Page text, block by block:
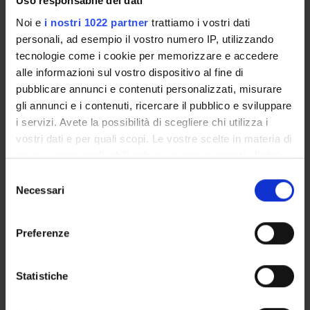
Noi e i nostri 1022 partner trattiamo i vostri dati
personali, ad esempio il vostro numero IP, utilizzando
tecnologie come i cookie per memorizzare e accedere
alle informazioni sul vostro dispositivo al fine di
pubblicare annunci e contenuti personalizzati, misurare
gli annunci e i contenuti, ricercare il pubblico e sviluppare
i servizi. Avete la possibilità di scegliere chi utilizza i
vostri dati e per quali scopi. Le vostre scelte in materia di
privacy sono applicabili solo su questa proprietà digitale
modificare o revocare il proprio consenso in qualsiasi
momento dalla Dichiarazione sui cookie o facendo clic
raccogliere informazioni sulla tua posizione
geografica, con un'approssimazione di qualche
Necessari
Preferenze
Statistiche
DEONTOLOGIA E MODELLI
ORGANIZZATIVI DELLA
PROFESSIONE
Credits
2
Period